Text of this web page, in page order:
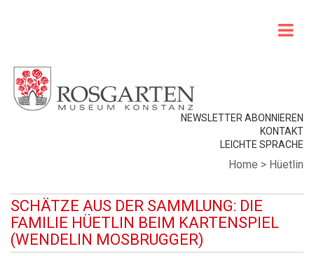
NEWSLETTER ABONNIEREN
KONTAKT
LEICHTE SPRACHE
Home > Hüetlin
SCHÄTZE AUS DER SAMMLUNG: DIE
FAMILIE HÜETLIN BEIM KARTENSPIEL
(WENDELIN MOSBRUGGER)